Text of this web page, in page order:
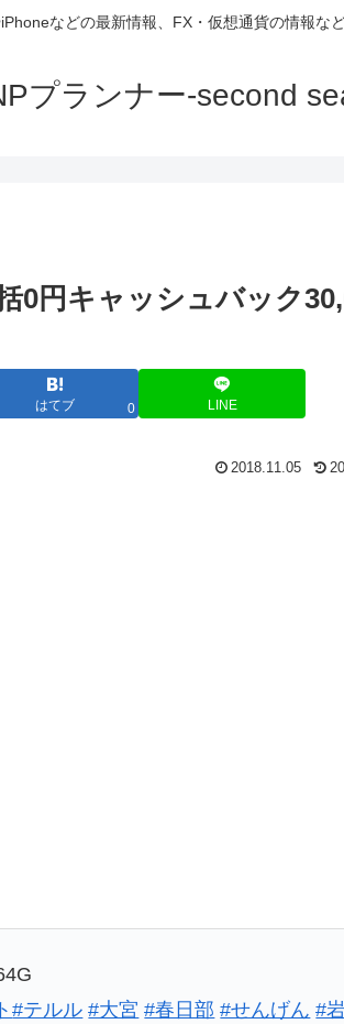
などの最新情報、FX・仮想通貨の情報な
プランナー-second
0円キャッシュバック
はてブ 0 LINE
2018.11.05
#テルル #大宮 #春日部 #せんげん #